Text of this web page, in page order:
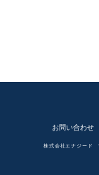
お問い合わせ
株式会社エナジード